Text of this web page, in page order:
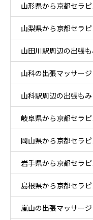
山形県から京都セラ
山梨県から京都セラ
山田川駅周辺の出張
山科の出張マッサー
山科駅周辺の出張も
岐阜県から京都セラ
岡山県から京都セラ
岩手県から京都セラ
島根県から京都セラ
嵐山の出張マッサー